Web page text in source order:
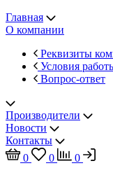
Главная
О компании
Реквизиты
Условия
Вопрос-ответ
Производители
Новости
Контакты
0
0
0